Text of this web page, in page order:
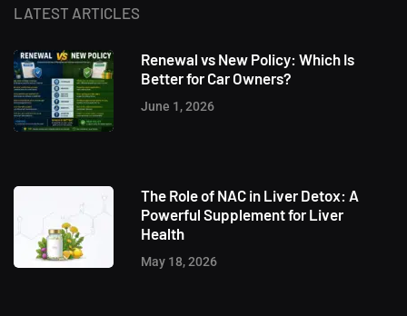
LATEST ARTICLES
Renewal vs New Policy: Which Is
Better for Car Owners?
June 1, 2026
The Role of NAC in Liver Detox: A
Powerful Supplement for Liver
Health
May 18, 2026